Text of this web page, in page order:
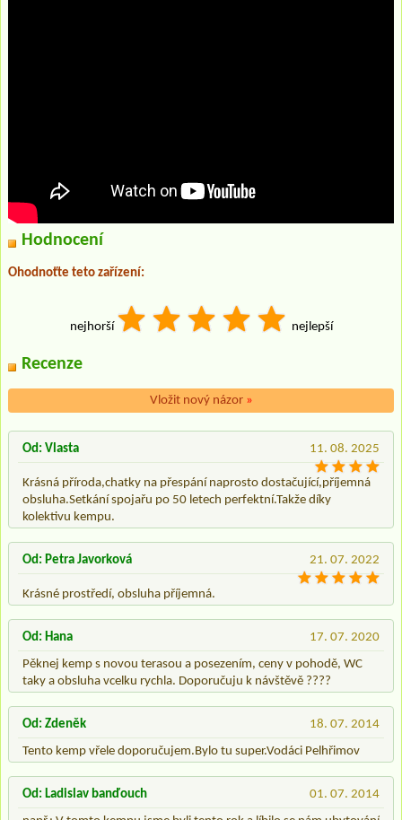
Hodnocení
Ohodnoťte teto zařízení:
nejhorší nejlepší
Recenze
Vložit nový názor »
11. 08. 2025
Od: Vlasta
Krásná příroda,chatky na přespání naprosto dostačující,příjemná
obsluha.Setkání spojařu po 50 letech perfektní.Takže díky
kolektivu kempu.
21. 07. 2022
Od: Petra Javorková
Krásné prostředí, obsluha příjemná.
17. 07. 2020
Od: Hana
Pěknej kemp s novou terasou a posezením, ceny v pohodě, WC
taky a obsluha vcelku rychla. Doporučuju k návštěvě ????
18. 07. 2014
Od: Zdeněk
Tento kemp vřele doporučujem.Bylo tu super.Vodáci Pelhřimov
01. 07. 2014
Od: Ladislav banďouch